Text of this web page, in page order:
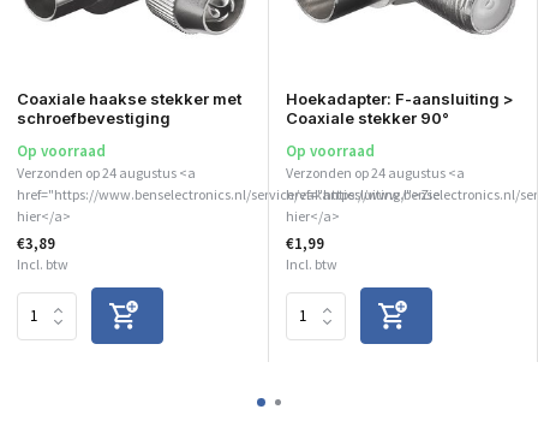
Coaxiale haakse stekker met
schroefbevestiging
Op voorraad
Verzonden op 24 augustus <a
href="https://www.benselectronics.nl/service/vakantiesluiting/">Zie
hier</a>
€3,89
Incl. btw
Hoekadapter: F-aansluiting >
Coaxiale stekker 90°
Op voorraad
Verzonden op 24 augustus <a
href="https://www.benselectronics.nl/
hier</a>
€1,99
Incl. btw